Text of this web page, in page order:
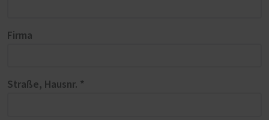
Firma
Straße, Hausnr. *